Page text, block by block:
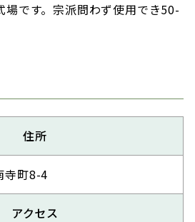
場です。宗派問わず使用でき50-
住所
寺町8-4
アクセス